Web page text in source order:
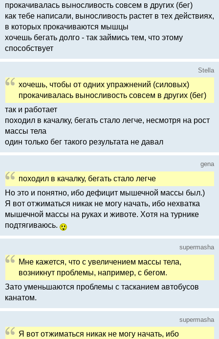
прокачивалась выносливость совсем в других (бег)
как тебе написали, выносливость растет в тех действиях,
в которых прокачиваются мышцы
хочешь бегать долго - так займись тем, что этому
способствует
Stella
хочешь, чтобы от одних упражнений (силовых)
прокачивалась выносливость совсем в других (бег)
так и работает
походил в качалку, бегать стало легче, несмотря на рост
массы тела
один только бег такого результата не давал
gena
походил в качалку, бегать стало легче
Но это и понятно, ибо дефицит мышечной массы был.)
Я вот отжиматься никак не могу начать, ибо нехватка
мышечной массы на руках и животе. Хотя на турнике
подтягиваюсь.
supermasha
Мне кажется, что с увеличением массы тела,
возникнут проблемы, например, с бегом.
Зато уменьшаются проблемы с тасканием автобусов
канатом.
supermasha
Я вот отжиматься никак не могу начать, ибо